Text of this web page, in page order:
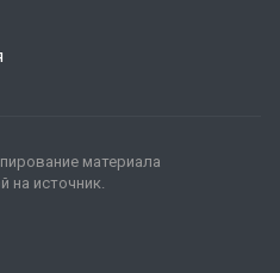
материала
на источник.